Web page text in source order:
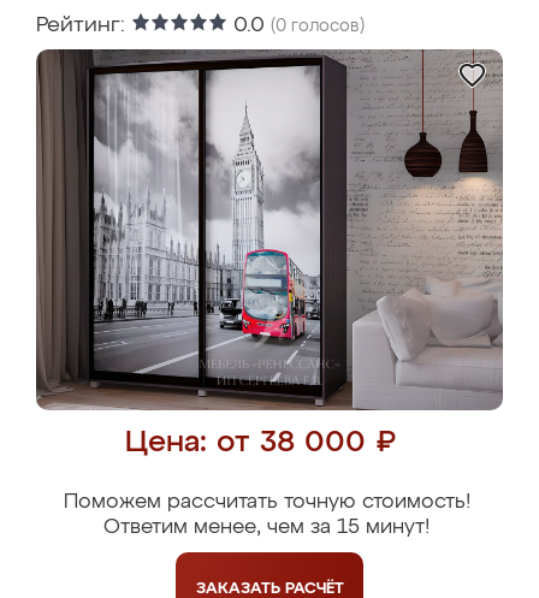
Рейтинг: 0.0 (0 голосов)
Цена: от 38 000 ₽
Поможем рассчитать точную стоимость!
Ответим менее, чем за 15 минут!
ЗАКАЗАТЬ РАСЧЁТ